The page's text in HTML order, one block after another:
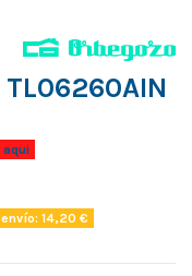
aqui
14,20 €